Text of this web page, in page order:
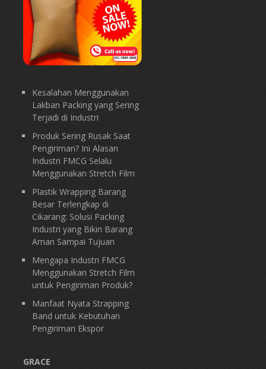
Kesalahan Menggunakan
Lakban Packing yang Sering
Terjadi di Industri
Produk Sering Rusak Saat
Pengiriman? Ini Alasan
Industri FMCG Selalu
Menggunakan Stretch Film
Plastik Wrapping Barang
Besar Terlengkap di
Cikarang: Solusi Packing
Industri yang Bikin Barang
Aman Sampai Tujuan
Mengapa Industri FMCG
Menggunakan Stretch Film
untuk Pengiriman Produk?
Manfaat Nyata Strapping
Band untuk Kebutuhan
Pengiriman Ekspor
GRACE